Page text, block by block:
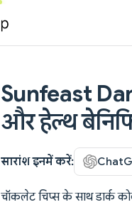
Sunfeast
और हेल्थ
सारांश इनमें करें:
चॉकलेट चिप्स के साथ डार्क